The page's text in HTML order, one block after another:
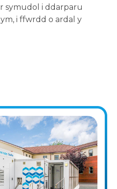
symudol i ddarparu
i ffwrdd o ardal y